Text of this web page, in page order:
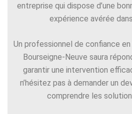
entreprise qui dispose d’une
expérience avérée
Un professionnel de confiance
Bourseigne-Neuve saura
garantir une intervention
n’hésitez pas à demander un
comprendre les